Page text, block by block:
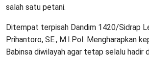
salah satu petani.
Ditempat terpisah Dandim 1420/Sidrap
Prihantoro, SE., M.I.Pol. Mengharapkan
Babinsa diwilayah agar tetap selalu hadir